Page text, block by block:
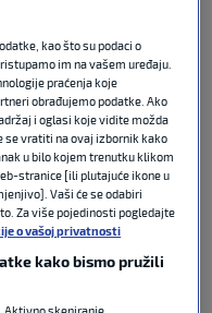
ugostila
pripremnoj utakmici
Americi. Nakon
golova, ali je bilo
Sandi Lovrić
na obranu, u 20.
škarica obranio
kao što su podaci o
im na vašem uređaju.
praćenja koje
obrađujemo podatke. Ako
i oglasi koje vidite možda
se vratiti na ovaj izbornik kako
u bilo kojem trenutku klikom
stranice [ili plutajuće ikone u
Vaši će se odabiri
Za više pojedinosti pogledajte
o vašoj privatnosti
kako bismo pružili